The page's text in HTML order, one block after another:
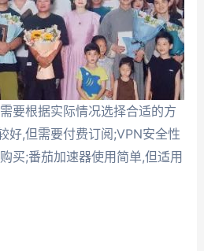
要根据实际情况选择合适的方
好,但需要付费订阅;VPN安全性
买;番茄加速器使用简单,但适用